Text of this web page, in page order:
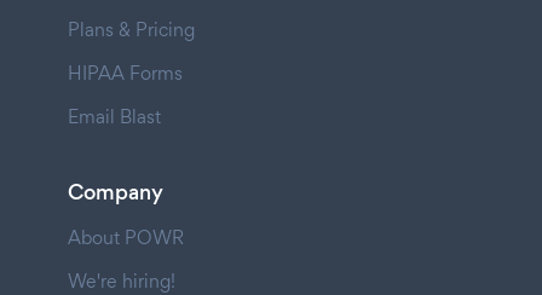
Plans & Pricing
HIPAA Forms
Email Blast
Company
About POWR
We're hiring!